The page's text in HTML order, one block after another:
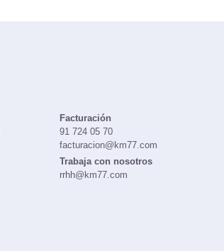
Facturación
91 724 05 70
facturacion@km77.com
Trabaja con nosotros
rrhh@km77.com